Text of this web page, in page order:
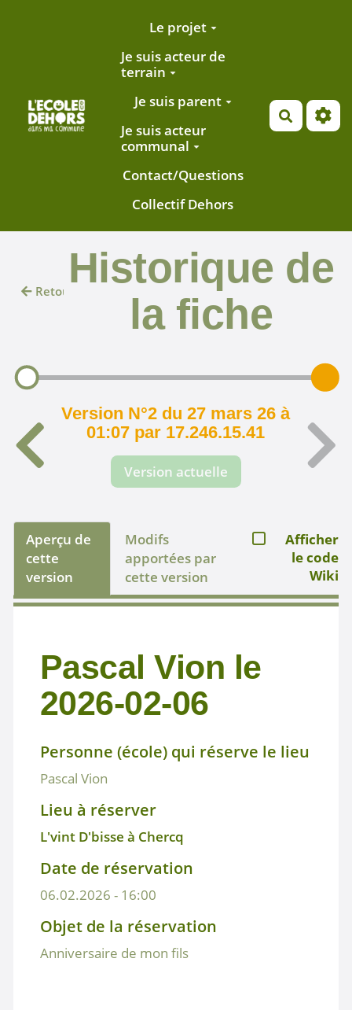
Aller au contenu principalLe projet
Je suis acteur de
terrain
Je suis parent
Je suis acteur
communal
Contact/Questions
Collectif Dehors
Retour Historique de
la fiche
Version N°2 du 27 mars 26 à
01:07 par 17.246.15.41
Version actuelle
Aperçu de
cette
version
Modifs
apportées par
cette version
Afficher
le code
Wiki
Pascal Vion le
2026-02-06
Personne (école) qui réserve le lieu
Pascal Vion
Lieu à réserver
L'vint D'bisse à Chercq
Date de réservation
06.02.2026 - 16:00
Objet de la réservation
Anniversaire de mon fils